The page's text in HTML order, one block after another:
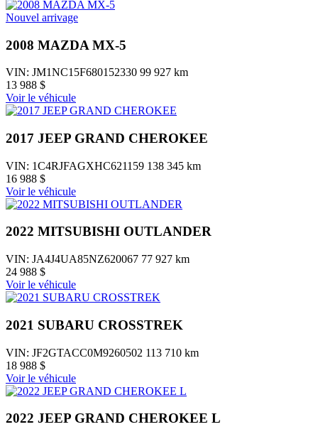
Nouvel arrivage
2008 MAZDA MX-5
VIN: JM1NC15F680152330 99 927 km
13 988 $
Voir le véhicule
2017 JEEP GRAND CHEROKEE
VIN: 1C4RJFAGXHC621159 138 345 km
16 988 $
Voir le véhicule
2022 MITSUBISHI OUTLANDER
VIN: JA4J4UA85NZ620067 77 927 km
24 988 $
Voir le véhicule
2021 SUBARU CROSSTREK
VIN: JF2GTACC0M9260502 113 710 km
18 988 $
Voir le véhicule
2022 JEEP GRAND CHEROKEE L